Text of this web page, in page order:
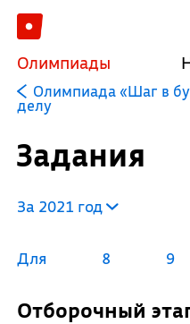
Олимпиады
Олимпиада «Шаг в
делу
Задания
За 2021 год
Для 8 9
Отборочный